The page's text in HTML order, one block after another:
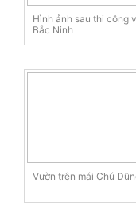
Hình ảnh sau thi công
Bắc Ninh
Vườn trên mái Chú